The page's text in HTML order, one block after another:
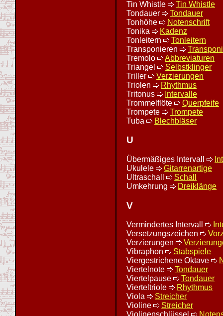
Tin Whistle
Tin Whistle
Tondauer
Tondauer
Tonhöhe
Notenschrift
Tonika
Kadenz
Tonleitern
Tonleitern
Transponieren
Tremolo
Abbreviaturen
Triangel
Selbstklinger
Triller
Verzierungen
Triolen
Rhythmus
Tritonus
Intervalle
Trommelflöte
Querpfeife
Trompete
Trompete
Tuba
Blechbläser
U
Übermäßiges Intervall
Ukulele
Gitarrenartige
Ultraschall
Schall
Umkehrung
Dreiklänge
V
Vermindertes Intervall
Versetzungszeichen
Verzierungen
Vibraphon
Stabspiele
Viergestrichene Oktave
Viertelnote
Tondauer
Viertelpause
Tondauer
Vierteltriole
Rhythmus
Viola
Streicher
Violine
Streicher